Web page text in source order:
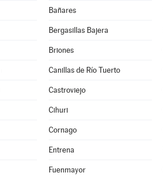
Bañares
Bergasillas Bajera
Briones
Canillas de Río Tuerto
Castroviejo
Cihuri
Cornago
Entrena
Fuenmayor